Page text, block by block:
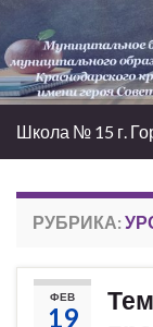
Школа № 15 г.
РУБРИКА:
ФЕВ
19